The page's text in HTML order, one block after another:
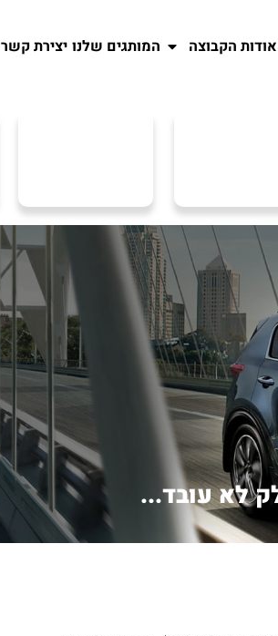
אודות הקבוצה המותגים שלנו יצירת קשר
לא עובד...